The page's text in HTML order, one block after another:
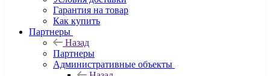
Гарантия на товар
Как купить
Партнеры
Назад
Партнеры
Административные объекты